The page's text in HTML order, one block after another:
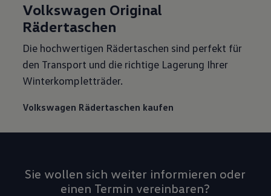
Volkswagen Original
Rädertaschen
Die hochwertigen Rädertaschen sind perfekt für
den Transport und die richtige Lagerung Ihrer
Winterkompletträder.
Volkswagen Rädertaschen kaufen
Sie wollen sich weiter informieren oder
einen Termin vereinbaren?